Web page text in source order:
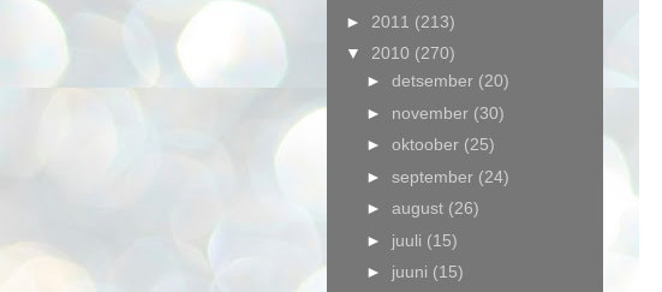
► 2011 (213)
▼ 2010 (270)
► detsember (20)
► november (30)
► oktoober (25)
► september (24)
► august (26)
► juuli (15)
► juuni (15)